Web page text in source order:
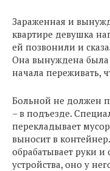
Зараженная и
квартире девушка
ей позвонили и
Она вынуждена была
начала переживать,
Больной не должен
– в подъезде.
перекладывает
выносит в
обрабатывает руки
устройства, оно у